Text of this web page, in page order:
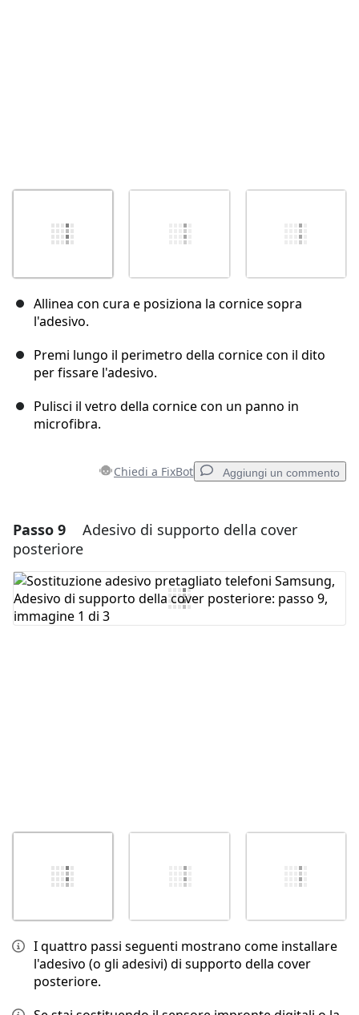
Allinea con cura e posiziona la cornice sopra
l'adesivo.
Premi lungo il perimetro della cornice con il dito
per fissare l'adesivo.
Pulisci il vetro della cornice con un panno in
microfibra.
Chiedi a FixBot Aggiungi un commento
Aggiungi un commento
Aggiungi Commento
Passo 9
Adesivo di supporto della cover
posteriore
I quattro passi seguenti mostrano come installare
l'adesivo (o gli adesivi) di supporto della cover
posteriore.